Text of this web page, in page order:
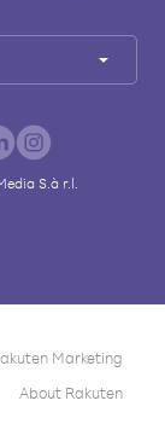
S.à r.l.
Marketing
About Rakuten